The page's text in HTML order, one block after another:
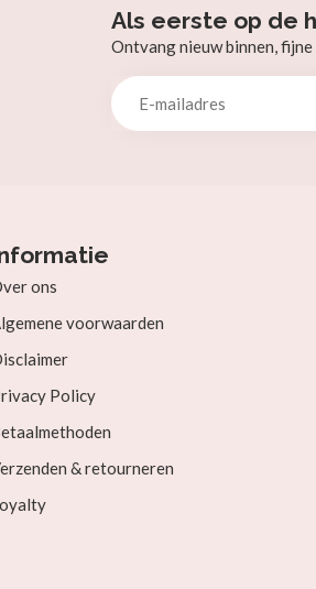
Als eerste op de
Ontvang nieuw binnen,
ons
voorwaarden
Policy
& retourneren